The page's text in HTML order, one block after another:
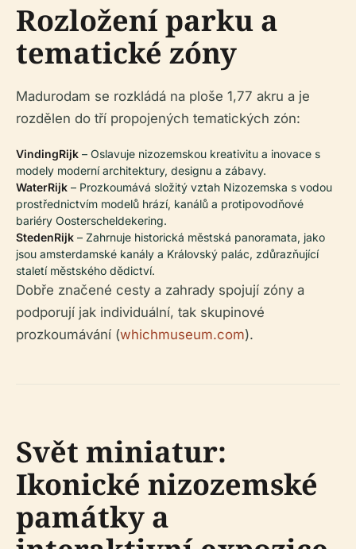
Rozložení parku a
tematické zóny
Madurodam se rozkládá na ploše 1,77 akru a je
rozdělen do tří propojených tematických zón:
VindingRijk – Oslavuje nizozemskou kreativitu a inovace s
modely moderní architektury, designu a zábavy.
WaterRijk – Prozkoumává složitý vztah Nizozemska s vodou
prostřednictvím modelů hrází, kanálů a protipovodňové
bariéry Oosterscheldekering.
StedenRijk – Zahrnuje historická městská panoramata, jako
jsou amsterdamské kanály a Královský palác, zdůrazňující
staletí městského dědictví.
Dobře značené cesty a zahrady spojují zóny a
podporují jak individuální, tak skupinové
prozkoumávání (whichmuseum.com).
Svět miniatur:
Ikonické nizozemské
památky a